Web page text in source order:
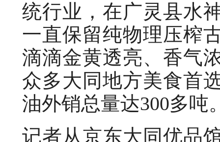
统行业，在广灵县水
一直保留纯物理压榨
滴滴金黄透亮、香气
众多大同地方美食首
油外销总量达300多吨
记者从京东大同优品